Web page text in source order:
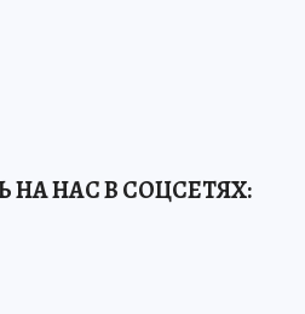
НАС В СОЦСЕТЯХ: